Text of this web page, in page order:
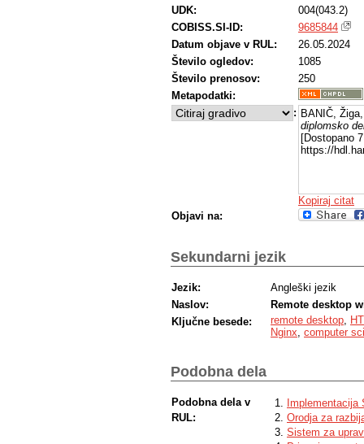
UDK:
004(043.2)
COBISS.SI-ID:
9685844
Datum objave v RUL:
26.05.2024
Število ogledov:
1085
Število prenosov:
250
Metapodatki:
: BANIČ,
diplomsko
[Dostopano
https://
Kopiraj citat
Objavi na:
Sekundarni jezik
Jezik:
Angleški jezik
Naslov:
Remote desktop
Ključne besede:
remote desktop
Nginx computer
Podobna dela
Podobna dela v
RUL:
Implementacija
Orodja za
Sistem za